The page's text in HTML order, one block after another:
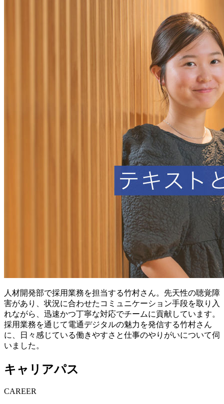
人材開発部で採用業務を担当する竹村さん。先天性の聴覚障
害があり、状況に合わせたコミュニケーション手段を取り入
れながら、迅速かつ丁寧な対応でチームに貢献しています。
採用業務を通じて電通デジタルの魅力を発信する竹村さん
に、日々感じている働きやすさと仕事のやりがいについて伺
いました。
キャリアパス
CAREER